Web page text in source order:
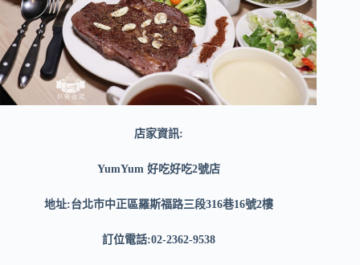
店家資訊:
YumYum 好吃好吃2號店
地址:台北市中正區羅斯福路三段316巷16號2樓
訂位電話:02-2362-9538